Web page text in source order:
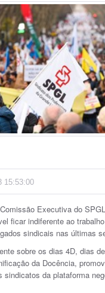
15:53:00
Executiva do
ficar indiferente ao
sindicais nas últimas
sobre os dias 4D, dias
da Docência,
sindicatos da plataforma